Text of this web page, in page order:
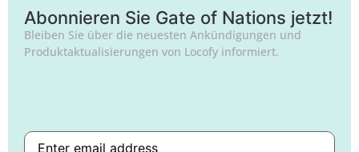
Abonnieren Sie Gate of Nations jetzt!
Bleiben Sie über die neuesten Ankündigungen und
Produktaktualisierungen von Locofy informiert.
Subscribe